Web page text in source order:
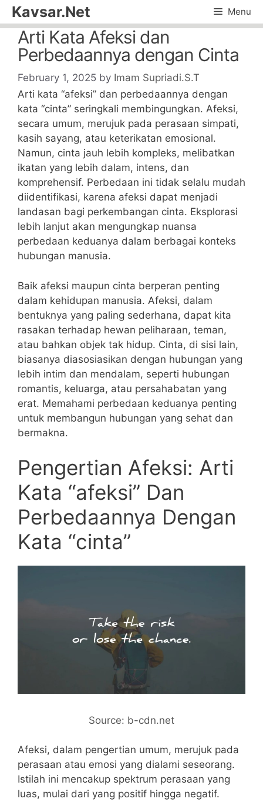
Skip
to
content
Kavsar.Net Menu
Arti Kata Afeksi dan
Perbedaannya dengan Cinta
February 1, 2025 by Imam Supriadi.S.T
Arti kata “afeksi” dan perbedaannya dengan
kata “cinta” seringkali membingungkan. Afeksi,
secara umum, merujuk pada perasaan simpati,
kasih sayang, atau keterikatan emosional.
Namun, cinta jauh lebih kompleks, melibatkan
ikatan yang lebih dalam, intens, dan
komprehensif. Perbedaan ini tidak selalu mudah
diidentifikasi, karena afeksi dapat menjadi
landasan bagi perkembangan cinta. Eksplorasi
lebih lanjut akan mengungkap nuansa
perbedaan keduanya dalam berbagai konteks
hubungan manusia.
Baik afeksi maupun cinta berperan penting
dalam kehidupan manusia. Afeksi, dalam
bentuknya yang paling sederhana, dapat kita
rasakan terhadap hewan peliharaan, teman,
atau bahkan objek tak hidup. Cinta, di sisi lain,
biasanya diasosiasikan dengan hubungan yang
lebih intim dan mendalam, seperti hubungan
romantis, keluarga, atau persahabatan yang
erat. Memahami perbedaan keduanya penting
untuk membangun hubungan yang sehat dan
bermakna.
Pengertian Afeksi: Arti
Kata “afeksi” Dan
Perbedaannya Dengan
Kata “cinta”
Source: b-cdn.net
Afeksi, dalam pengertian umum, merujuk pada
perasaan atau emosi yang dialami seseorang.
Istilah ini mencakup spektrum perasaan yang
luas, mulai dari yang positif hingga negatif.